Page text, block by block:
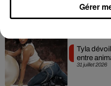
31 juillet 2026
Tyla
entre
Gérer